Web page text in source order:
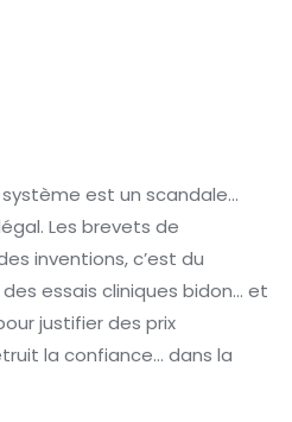
est un scandale...
Les brevets de
inventions, c’est du
essais cliniques bidon... et
justifier des prix
la confiance... dans la